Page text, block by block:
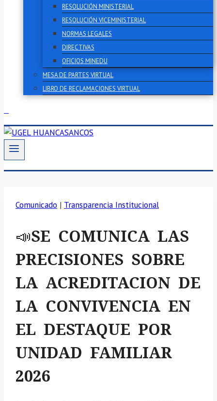
RESOLUCIÓN MINISTERIAL
RESOLUCIÓN VICEMINISTERIAL
NORMAS LEGALES
DIRECTIVAS
OFICIOS MINEDU
MESA DE PARTES VIRTUAL
LIBRO DE RECLAMACIONES VIRTUAL
Comunicado | Transparencia Institucional
📣SE COMUNICA LAS
PRECISIONES SOBRE
LA ACREDITACION DE
LA CONVIVENCIA EN
EL DESTAQUE POR
UNIDAD FAMILIAR
2026